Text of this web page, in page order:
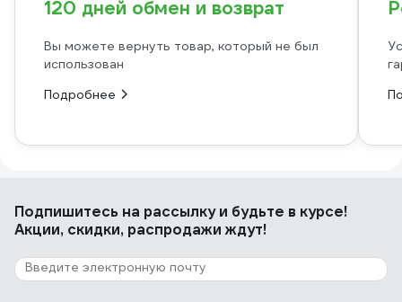
120 дней обмен и возврат
Вы можете вернуть товар, который не был
использован
Подробнее
Подпишитесь на рассылкуи будьте в курсе!
Акции, скидки, распродажи ждут!